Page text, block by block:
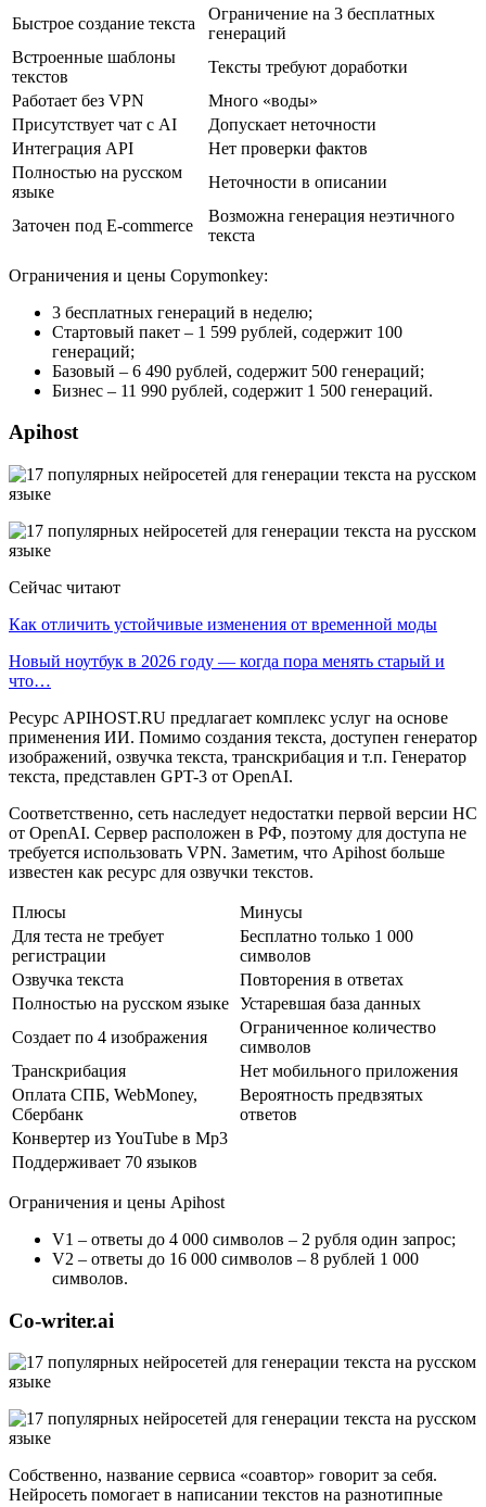
Быстрое создание текста
Ограничение на 3 бесплатных
генераций
Встроенные шаблоны
текстов
Тексты требуют доработки
Работает без VPN
Много «воды»
Присутствует чат с AI
Допускает неточности
Интеграция API
Нет проверки фактов
Полностью на русском
языке
Неточности в описании
Заточен под E-commerce
Возможна генерация неэтичного
текста
Ограничения и цены Copymonkey:
3 бесплатных генераций в неделю;
Стартовый пакет – 1 599 рублей, содержит 100
генераций;
Базовый – 6 490 рублей, содержит 500 генераций;
Бизнес – 11 990 рублей, содержит 1 500 генераций.
Apihost
Сейчас читают
Как отличить устойчивые изменения от временной моды
Новый ноутбук в 2026 году — когда пора менять старый и
что…
Ресурс APIHOST.RU предлагает комплекс услуг на основе
применения ИИ. Помимо создания текста, доступен генератор
изображений, озвучка текста, транскрибация и т.п. Генератор
текста, представлен GPT-3 от OpenAI.
Соответственно, сеть наследует недостатки первой версии НС
от OpenAI. Сервер расположен в РФ, поэтому для доступа не
требуется использовать VPN. Заметим, что Apihost больше
известен как ресурс для озвучки текстов.
Плюсы
Минусы
Для теста не требует
регистрации
Бесплатно только 1 000
символов
Озвучка текста
Повторения в ответах
Полностью на русском языке Устаревшая база данных
Создает по 4 изображения
Ограниченное количество
символов
Транскрибация
Нет мобильного приложения
Оплата СПБ, WebMoney,
Сбербанк
Вероятность предвзятых
ответов
Конвертер из YouTube в Mp3
Поддерживает 70 языков
Ограничения и цены Apihost
V1 – ответы до 4 000 символов – 2 рубля один запрос;
V2 – ответы до 16 000 символов – 8 рублей 1 000
символов.
Co-writer.ai
Собственно, название сервиса «соавтор» говорит за себя.
Нейросеть помогает в написании текстов на разнотипные